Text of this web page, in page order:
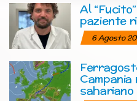
Al
paziente
6 Agosto
sahariano